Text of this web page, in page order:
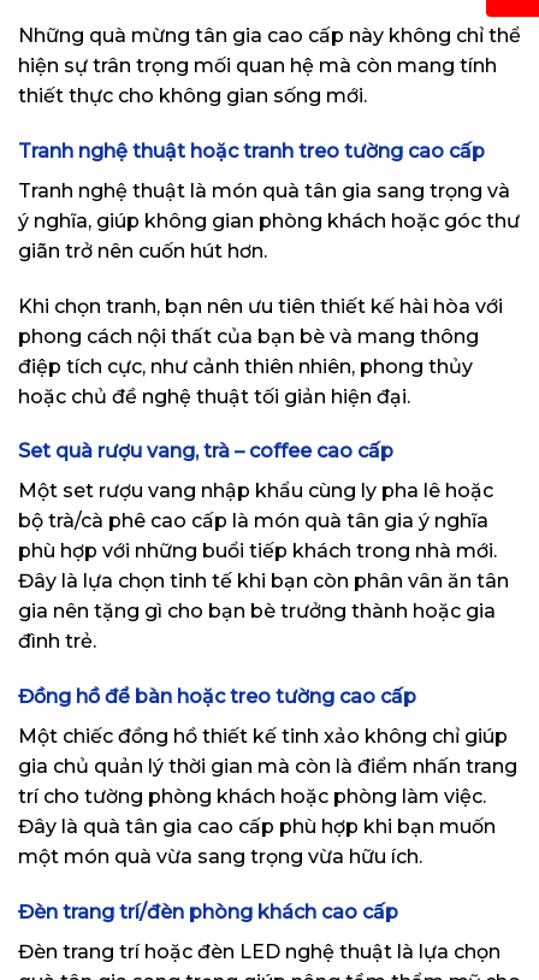
Những quà mừng tân gia cao cấp này không chỉ thể
hiện sự trân trọng mối quan hệ mà còn mang tính
thiết thực cho không gian sống mới.
Tranh nghệ thuật hoặc tranh treo tường cao cấp
Tranh nghệ thuật là món quà tân gia sang trọng và
ý nghĩa, giúp không gian phòng khách hoặc góc thư
giãn trở nên cuốn hút hơn.
Khi chọn tranh, bạn nên ưu tiên thiết kế hài hòa với
phong cách nội thất của bạn bè và mang thông
điệp tích cực, như cảnh thiên nhiên, phong thủy
hoặc chủ đề nghệ thuật tối giản hiện đại.
Set quà rượu vang, trà – coffee cao cấp
Một set rượu vang nhập khẩu cùng ly pha lê hoặc
bộ trà/cà phê cao cấp là món quà tân gia ý nghĩa
phù hợp với những buổi tiếp khách trong nhà mới.
Đây là lựa chọn tinh tế khi bạn còn phân vân ăn tân
gia nên tặng gì cho bạn bè trưởng thành hoặc gia
đình trẻ.
Đồng hồ để bàn hoặc treo tường cao cấp
Một chiếc đồng hồ thiết kế tinh xảo không chỉ giúp
gia chủ quản lý thời gian mà còn là điểm nhấn trang
trí cho tường phòng khách hoặc phòng làm việc.
Đây là quà tân gia cao cấp phù hợp khi bạn muốn
một món quà vừa sang trọng vừa hữu ích.
Đèn trang trí/đèn phòng khách cao cấp
Đèn trang trí hoặc đèn LED nghệ thuật là lựa chọn